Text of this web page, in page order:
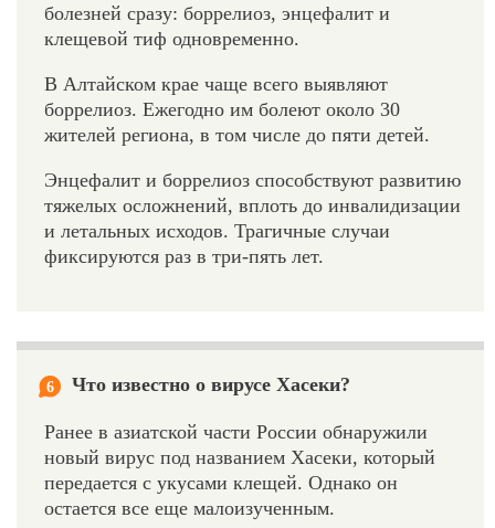
болезней сразу: боррелиоз, энцефалит и
клещевой тиф одновременно.
В Алтайском крае чаще всего выявляют
боррелиоз. Ежегодно им болеют около 30
жителей региона, в том числе до пяти детей.
Энцефалит и боррелиоз способствуют развитию
тяжелых осложнений, вплоть до инвалидизации
и летальных исходов. Трагичные случаи
фиксируются раз в три-пять лет.
6 Что известно о вирусе Хасеки?
Ранее в азиатской части России обнаружили
новый вирус под названием Хасеки, который
передается с укусами клещей. Однако он
остается все еще малоизученным.